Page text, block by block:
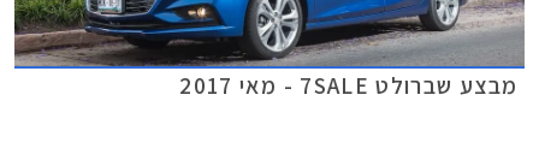
מבצע שברולט 7SALE - מאי 2017